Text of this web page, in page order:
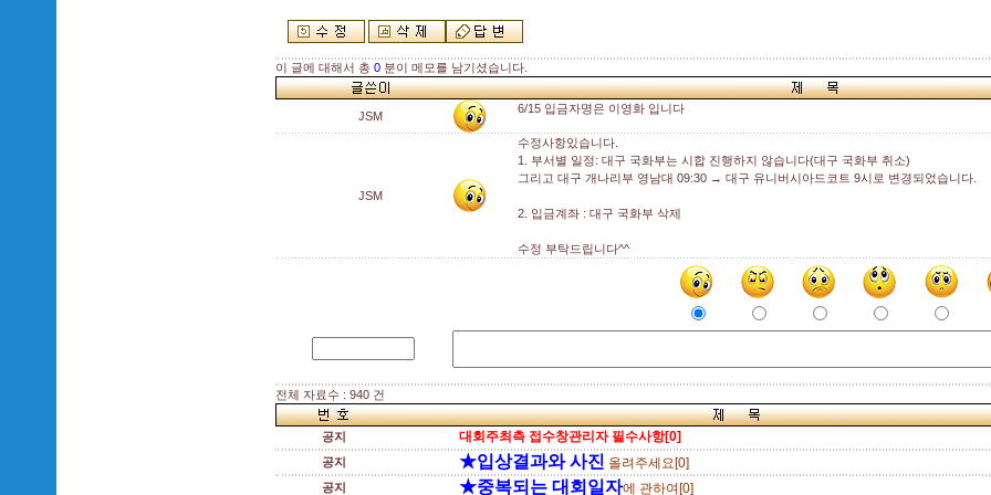
이 글에 대해서 총 0 분이 메모를 남기셨습니다.
JSM
6/15 입금자명은 이영화 입니다
JSM
수정사항있습니다.
1. 부서별 일정: 대구 국화부는 시합 진행하지 않습니다(대구 국화부 취소)
그리고 대구 개나리부 영남대 09:30 → 대구 유니버시아드코트 9시로 변경되었습니다.
2. 입금계좌 : 대구 국화부 삭제
수정 부탁드립니다^^
전체 자료수 : 940 건
공지 대회주최측 접수창관리자 필수사항[0]
공지 ★입상결과와 사진 올려주세요[0]
공지 ★중복되는 대회일자에 관하여[0]